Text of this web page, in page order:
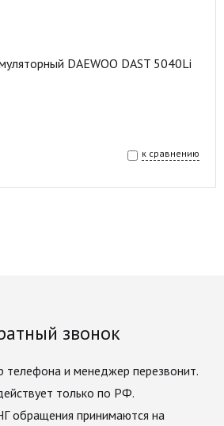
DAEWOO DAST 5040Li
к сравнению
звонок
и менеджер перезвонит.
только по РФ.
обращения принимаются на